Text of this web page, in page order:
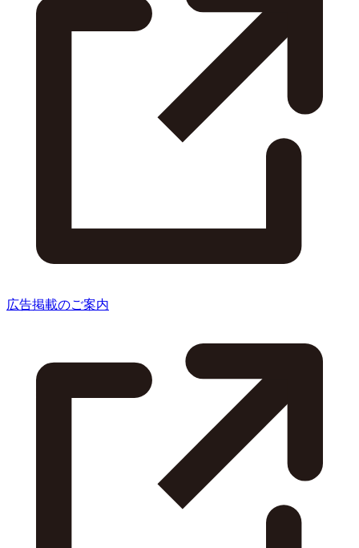
広告掲載のご案内